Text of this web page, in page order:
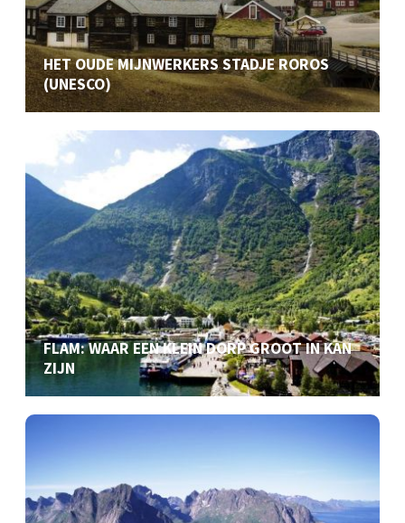
HET OUDE MIJNWERKERS STADJE ROROS
(UNESCO)
FLAM: WAAR EEN KLEIN DORP GROOT IN KAN
ZIJN